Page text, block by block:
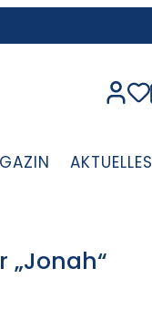
AKTUELLES
„Jonah“